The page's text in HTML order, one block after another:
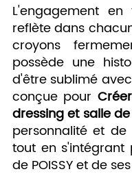
L'engagement
reflète dans
croyons
possède une
d'être sublimé
conçue pour
dressing et salle
personnalité et
tout en
de POISSY et de